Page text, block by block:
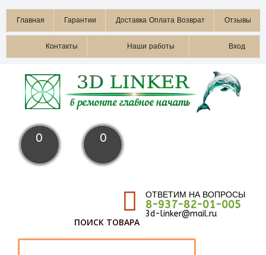
Главная Гарантии Доставка Оплата Возврат Отзывы
Контакты Наши работы Вход
0 0
ОТВЕТИМ НА ВОПРОСЫ
8-937-82-01-005
3d-linker@mail.ru
ПОИСК ТОВАРА